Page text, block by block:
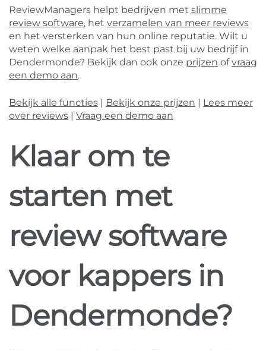
ReviewManagers helpt bedrijven met slimme
review software, het verzamelen van meer reviews
en het versterken van hun online reputatie. Wilt u
weten welke aanpak het best past bij uw bedrijf in
Dendermonde? Bekijk dan ook onze prijzen ofvraag
een demo aan.
Bekijk alle functies Bekijk onze prijzen
Lees meer
over reviews
Vraag een demo aan
Klaar om te
starten met
review software
voor kappers in
Dendermonde?